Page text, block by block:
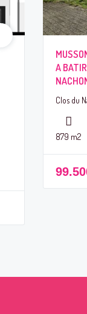
A
Clos du
879 m2